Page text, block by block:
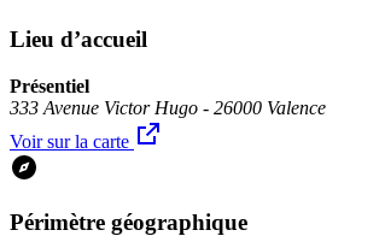
Lieu d’accueil
Présentiel
333 Avenue Victor Hugo - 26000 Valence
Voir sur la carte
Périmètre géographique